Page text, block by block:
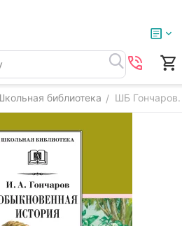
библиотека / ШБ